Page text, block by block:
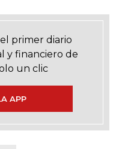
primer diario
y financiero de
un clic
APP